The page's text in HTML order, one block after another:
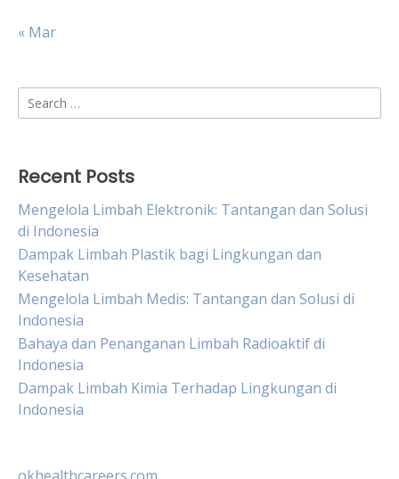
« Mar
Search
for:
Recent Posts
Mengelola Limbah Elektronik: Tantangan dan Solusi
di Indonesia
Dampak Limbah Plastik bagi Lingkungan dan
Kesehatan
Mengelola Limbah Medis: Tantangan dan Solusi di
Indonesia
Bahaya dan Penanganan Limbah Radioaktif di
Indonesia
Dampak Limbah Kimia Terhadap Lingkungan di
Indonesia